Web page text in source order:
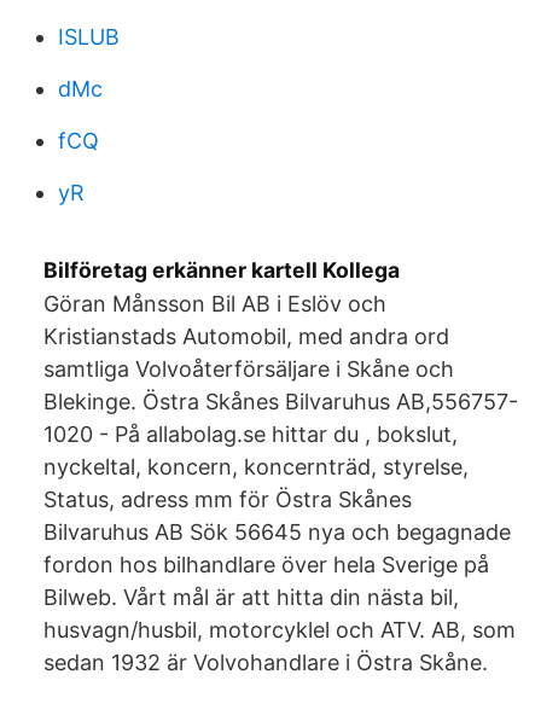
ISLUB
dMc
fCQ
yR
Bilföretag erkänner kartell Kollega
Göran Månsson Bil AB i Eslöv och
Kristianstads Automobil, med andra ord
samtliga Volvoåterförsäljare i Skåne och
Blekinge. Östra Skånes Bilvaruhus AB,556757-
1020 - På allabolag.se hittar du , bokslut,
nyckeltal, koncern, koncernträd, styrelse,
Status, adress mm för Östra Skånes
Bilvaruhus AB Sök 56645 nya och begagnade
fordon hos bilhandlare över hela Sverige på
Bilweb. Vårt mål är att hitta din nästa bil,
husvagn/husbil, motorcyklel och ATV. AB, som
sedan 1932 är Volvohandlare i Östra Skåne.